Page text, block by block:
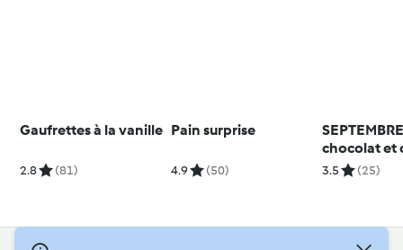
Gaufrettes à la vanille
2.8 (81)
Pain surprise
4.9 (50)
chocolat et
vanille -
3.5 (25)